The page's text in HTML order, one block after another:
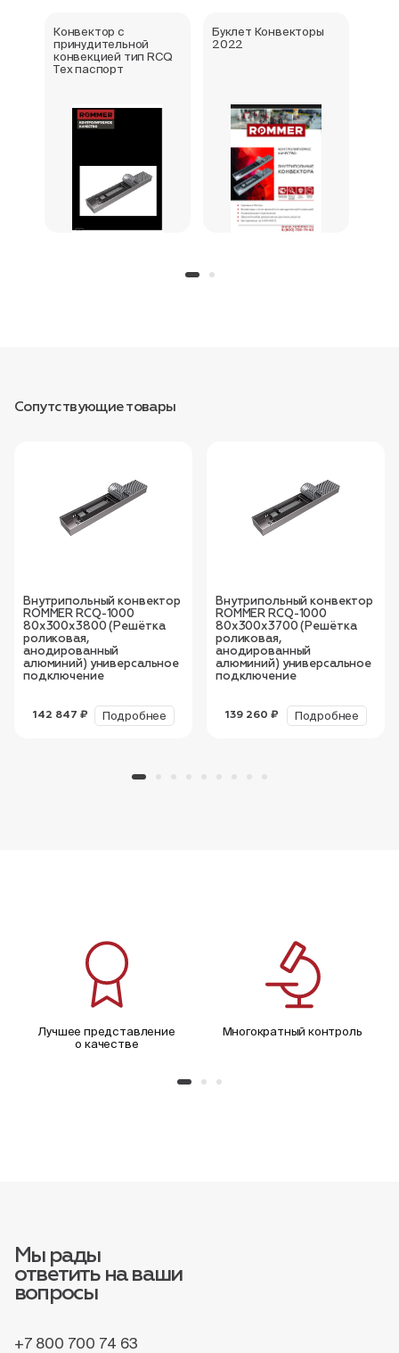
Конвектор с
принудительной
конвекцией тип RCQ
Тех паспорт
Буклет Конвекторы
2022
Сопутствующие товары
Внутрипольный конвектор
ROMMER RCQ-1000
80х300х3800 (Решётка
роликовая,
анодированный
алюминий) универсальное
подключение
142 847 ₽ Подробнее
Внутрипольный конвектор
ROMMER RCQ-1000
80х300х3700 (Решётка
роликовая,
анодированный
алюминий) универсальное
подключение
139 260 ₽ Подробнее
Лучшее представление
о качестве
Многократный контроль
Мы рады
ответить на ваши
вопросы
+7 800 700 74 63